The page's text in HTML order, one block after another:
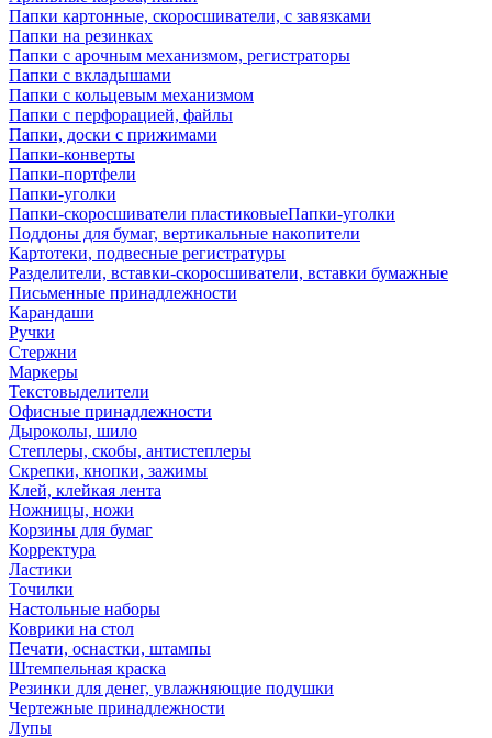
Папки картонные, скоросшиватели, с завязками
Папки на резинках
Папки с арочным механизмом, регистраторы
Папки с вкладышами
Папки с кольцевым механизмом
Папки с перфорацией, файлы
Папки, доски с прижимами
Папки-конверты
Папки-портфели
Папки-уголки
Папки-скоросшиватели пластиковыеПапки-уголки
Поддоны для бумаг, вертикальные накопители
Картотеки, подвесные регистратуры
Разделители, вставки-скоросшиватели, вставки бумажные
Письменные принадлежности
Карандаши
Ручки
Стержни
Маркеры
Текстовыделители
Офисные принадлежности
Дыроколы, шило
Степлеры, скобы, антистеплеры
Скрепки, кнопки, зажимы
Клей, клейкая лента
Ножницы, ножи
Корзины для бумаг
Корректура
Ластики
Точилки
Настольные наборы
Коврики на стол
Печати, оснастки, штампы
Штемпельная краска
Резинки для денег, увлажняющие подушки
Чертежные принадлежности
Лупы